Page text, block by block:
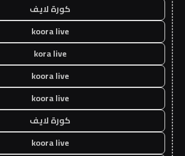
كورة لايف
koora live
kora live
koora live
koora live
كورة لايف
koora live